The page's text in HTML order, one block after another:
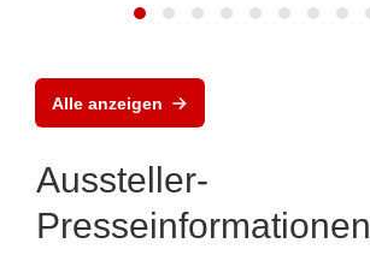
Alle anzeigen
Aussteller-
Presseinformationen